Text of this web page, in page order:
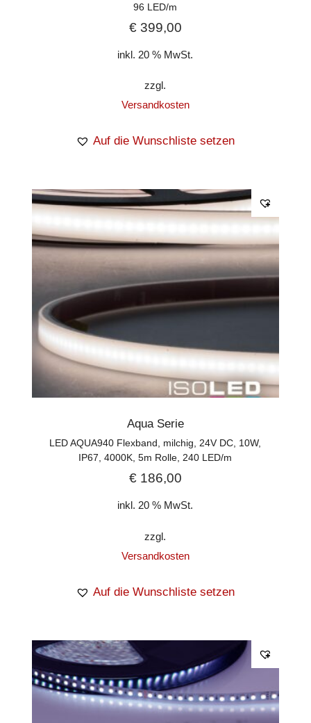
96 LED/m
€399,00
inkl. 20 % MwSt.
zzgl.
Versandkosten
Auf die Wunschliste setzen
Aqua Serie
LED AQUA940 Flexband, milchig, 24V DC, 10W,
IP67, 4000K, 5m Rolle, 240 LED/m
€186,00
inkl. 20 % MwSt.
zzgl.
Versandkosten
Auf die Wunschliste setzen